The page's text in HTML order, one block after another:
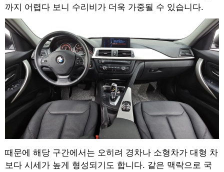
까지 어렵다 보니 수리비가 더욱 가중될 수 있습니다.
때문에 해당 구간에서는 오히려 경차나 소형차가 대형 차
보다 시세가 높게 형성되기도 합니다. 같은 맥락으로 국